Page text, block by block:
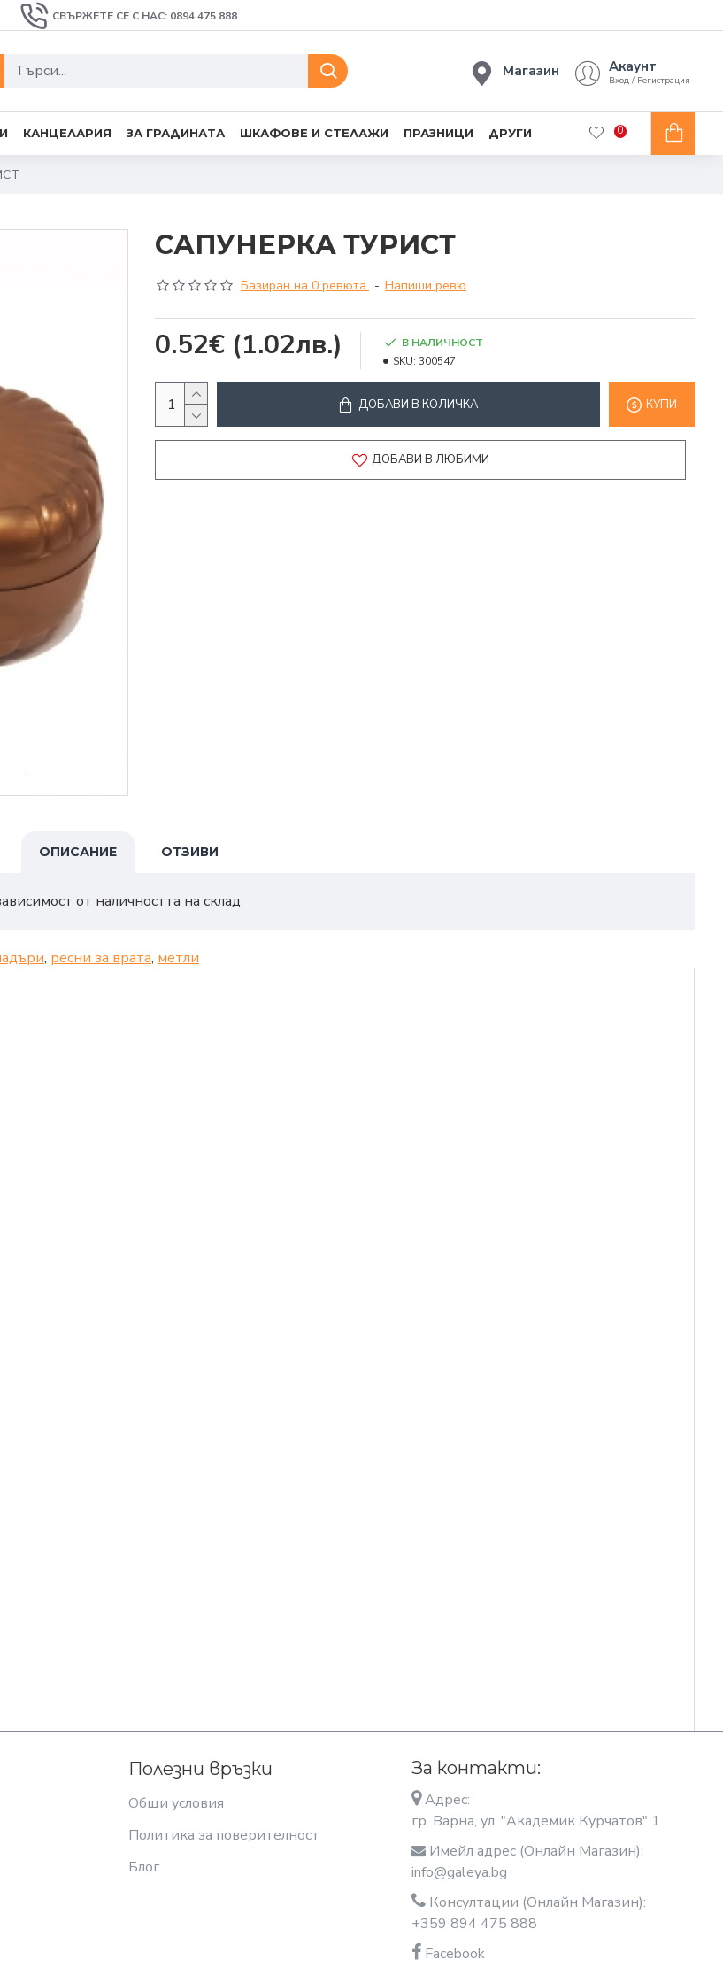
СВЪРЖЕТЕ СЕ С НАС: 0894 475 888
Магазин Акаунт
Вход / Регистрация
КАНЦЕЛАРИЯ ЗА ГРАДИНАТА ШКАФОВЕ И СТЕЛАЖИ ПРАЗНИЦИ ДРУГИ 0
САПУНЕРКА ТУРИСТ
Базиран на 0 ревюта. - Напиши ревю
0.52€ (1.02лв.)
В НАЛИЧНОСТ
SKU: 300547
ДОБАВИ В КОЛИЧКА КУПИ
ДОБАВИ В ЛЮБИМИ
ОПИСАНИЕ ОТЗИВИ
от наличността на склад
, ресни за врата, метли
Полезни връзки
Общи условия
Политика за поверителност
Блог
За контакти:
Адрес:
гр. Варна, ул. "Академик Курчатов" 1
Имейл адрес (Онлайн Магазин):
info@galeya.bg
Консултации (Онлайн Магазин):
+359 894 475 888
Facebook